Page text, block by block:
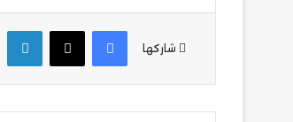
شاركها
فيسبوك
‫X